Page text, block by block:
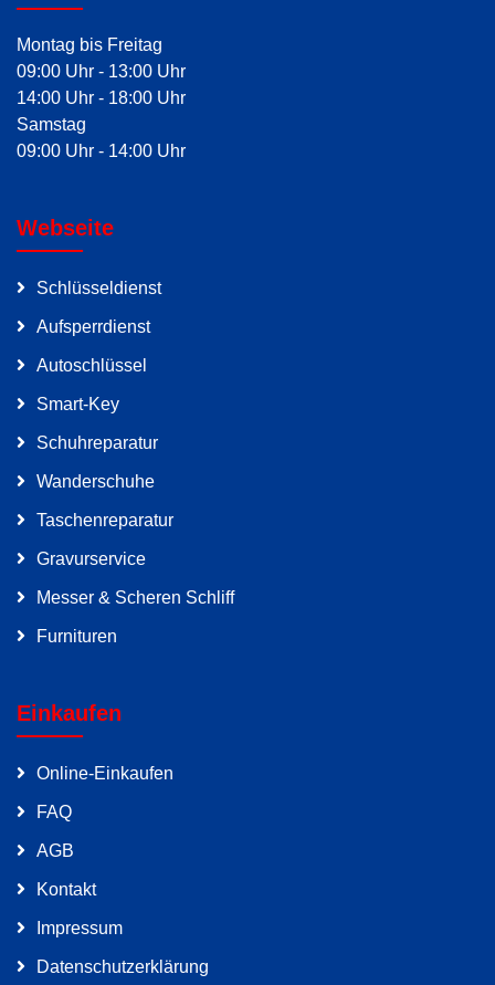
Montag bis Freitag
09:00 Uhr - 13:00 Uhr
14:00 Uhr - 18:00 Uhr
Samstag
09:00 Uhr - 14:00 Uhr
Webseite
Schlüsseldienst
Aufsperrdienst
Autoschlüssel
Smart-Key
Schuhreparatur
Wanderschuhe
Taschenreparatur
Gravurservice
Messer & Scheren Schliff
Furnituren
Einkaufen
Online-Einkaufen
FAQ
AGB
Kontakt
Impressum
Datenschutzerklärung